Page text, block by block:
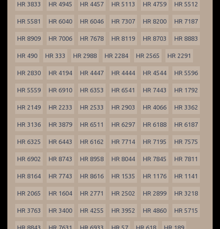
HR 3833 HR 4945 HR 4457 HR 5113 HR 4759 HR 5512
HR 5581 HR 6040 HR 6046 HR 7307 HR 8200 HR 7187
HR 8909 HR 7006 HR 7678 HR 8119 HR 8703 HR 8883
HR 490 HR 333 HR 2988 HR 2284 HR 2565 HR 2291
HR 2830 HR 4194 HR 4447 HR 4444 HR 4544 HR 5596
HR 5559 HR 6910 HR 6353 HR 6541 HR 7443 HR 1792
HR 2149 HR 2233 HR 2533 HR 2903 HR 4066 HR 3362
HR 3136 HR 3879 HR 6511 HR 6297 HR 6188 HR 6187
HR 6325 HR 6443 HR 6162 HR 7714 HR 7195 HR 7575
HR 6902 HR 8743 HR 8958 HR 8044 HR 7845 HR 7811
HR 8164 HR 7743 HR 8616 HR 1535 HR 1176 HR 1141
HR 2065 HR 1604 HR 2771 HR 2502 HR 2899 HR 3218
HR 3763 HR 3400 HR 4255 HR 3952 HR 4860 HR 5715
HR 8843 HR 7631 HR 6933 HR 57 HR 618 HR 189